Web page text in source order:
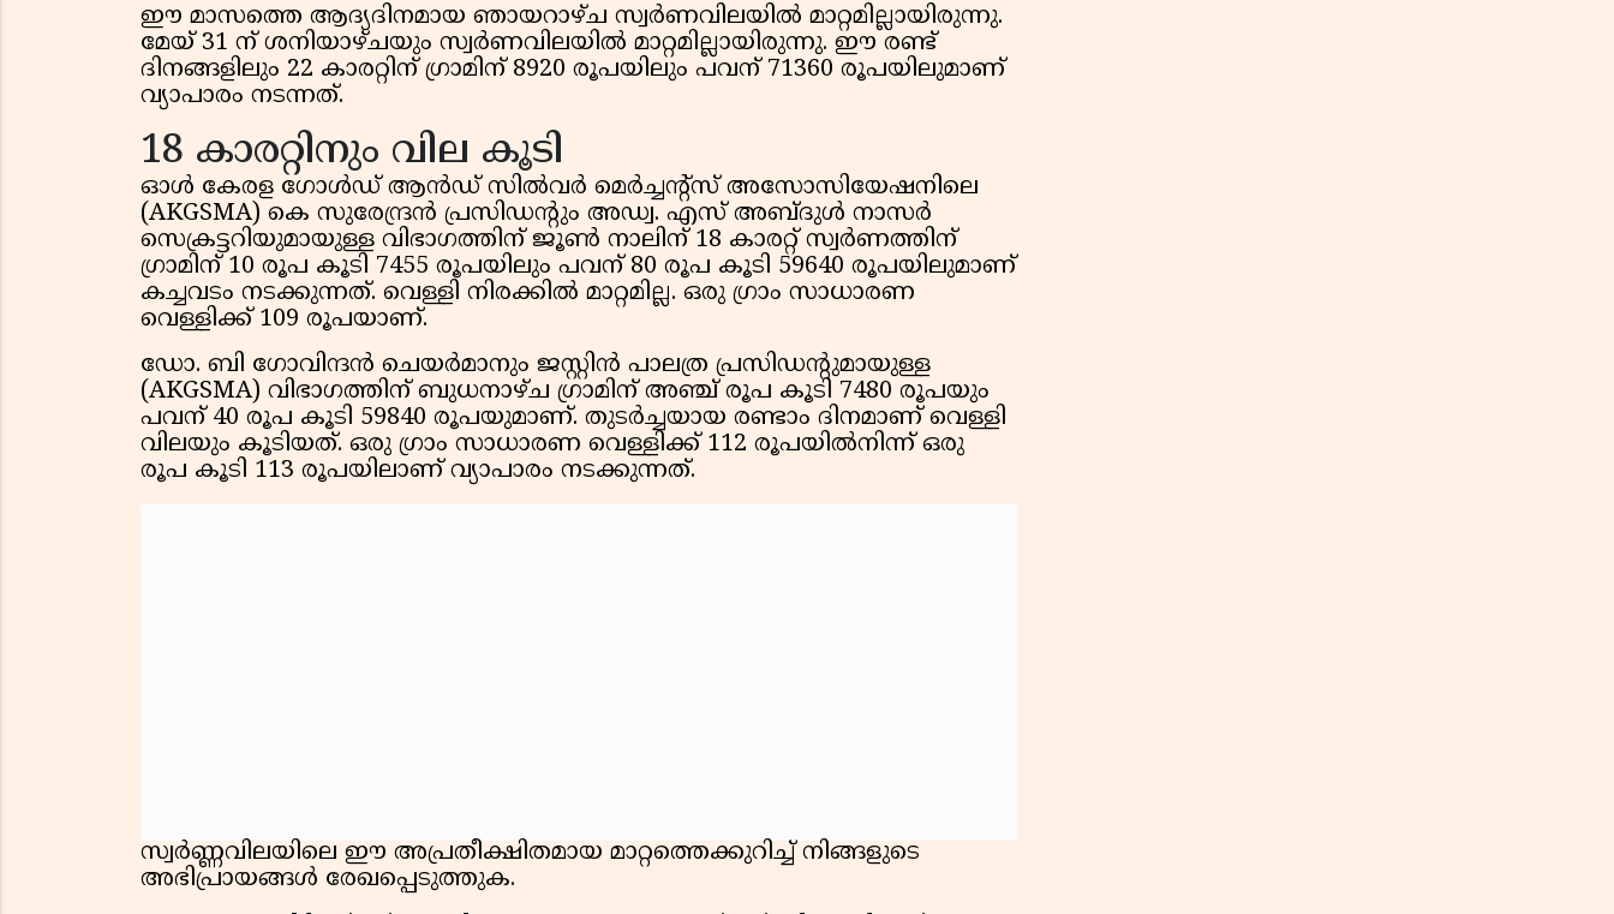
ഈ മാസത്തെ ആദ്യദിനമായ ഞായറാഴ്ച സ്വര്‍ണവിലയില്‍ മാറ്റമില്ലായിരുന്നു.
മേയ് 31 ന് ശനിയാഴ്ചയും സ്വര്‍ണവിലയില്‍ മാറ്റമില്ലായിരുന്നു. ഈ രണ്ട്
ദിനങ്ങളിലും 22 കാരറ്റിന് ഗ്രാമിന് 8920 രൂപയിലും പവന് 71360 രൂപയിലുമാണ്
വ്യാപാരം നടന്നത്.
18 കാരറ്റിനും വില കൂടി
ഓള്‍ കേരള ഗോള്‍ഡ് ആന്‍ഡ് സില്‍വര്‍ മെര്‍ച്ചന്റ്‌സ് അസോസിയേഷനിലെ
(AKGSMA) കെ സുരേന്ദ്രന്‍ പ്രസിഡന്റും അഡ്വ. എസ് അബ്ദുള്‍ നാസര്‍
സെക്രട്ടറിയുമായുള്ള വിഭാഗത്തിന് ജൂണ്‍ നാലിന് 18 കാരറ്റ് സ്വര്‍ണത്തിന്
ഗ്രാമിന് 10 രൂപ കൂടി 7455 രൂപയിലും പവന് 80 രൂപ കൂടി 59640 രൂപയിലുമാണ്
കച്ചവടം നടക്കുന്നത്. വെള്ളി നിരക്കില്‍ മാറ്റമില്ല. ഒരു ഗ്രാം സാധാരണ
വെള്ളിക്ക് 109 രൂപയാണ്.
ഡോ. ബി ഗോവിന്ദന്‍ ചെയര്‍മാനും ജസ്റ്റിന്‍ പാലത്ര പ്രസിഡന്റുമായുള്ള
(AKGSMA) വിഭാഗത്തിന് ബുധനാഴ്ച ഗ്രാമിന് അഞ്ച് രൂപ കൂടി 7480 രൂപയും
പവന് 40 രൂപ കൂടി 59840 രൂപയുമാണ്. തുടര്‍ച്ചയായ രണ്ടാം ദിനമാണ് വെള്ളി
വിലയും കൂടിയത്. ഒരു ഗ്രാം സാധാരണ വെള്ളിക്ക് 112 രൂപയില്‍നിന്ന് ഒരു
രൂപ കൂടി 113 രൂപയിലാണ് വ്യാപാരം നടക്കുന്നത്.
സ്വര്‍ണ്ണവിലയിലെ ഈ അപ്രതീക്ഷിതമായ മാറ്റത്തെക്കുറിച്ച് നിങ്ങളുടെ
അഭിപ്രായങ്ങള്‍ രേഖപ്പെടുത്തുക.